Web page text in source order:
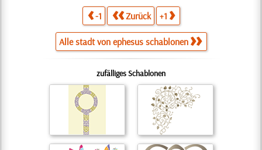
-1 Zurück +1
Alle stadt von ephesus schablonen
zufälliges Schablonen